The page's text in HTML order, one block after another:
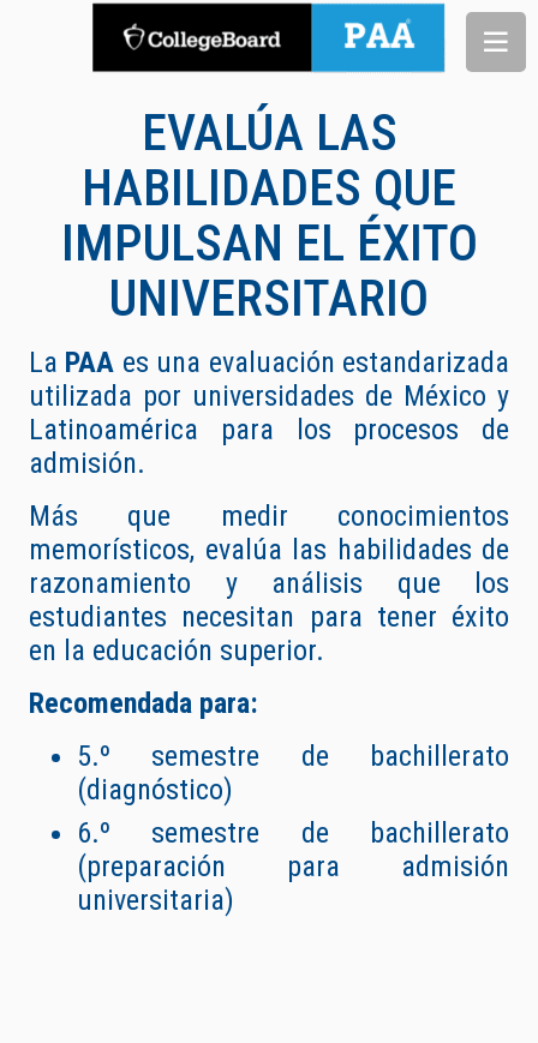
EVALÚA LAS
HABILIDADES QUE
IMPULSAN EL ÉXITO
UNIVERSITARIO
La PAA es una evaluación estandarizada
utilizada por universidades de México y
Latinoamérica para los procesos de
admisión.
Más que medir conocimientos
memorísticos, evalúa las habilidades de
razonamiento y análisis que los
estudiantes necesitan para tener éxito
en la educación superior.
Recomendada para:
5.º semestre de bachillerato
(diagnóstico)
6.º semestre de bachillerato
(preparación para admisión
universitaria)